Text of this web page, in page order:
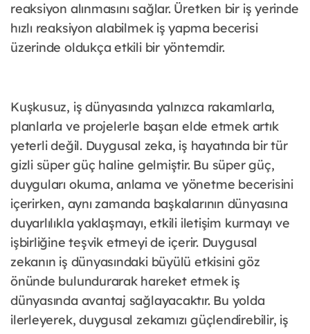
reaksiyon alınmasını sağlar. Üretken bir iş yerinde
hızlı reaksiyon alabilmek iş yapma becerisi
üzerinde oldukça etkili bir yöntemdir.
Kuşkusuz, iş dünyasında yalnızca rakamlarla,
planlarla ve projelerle başarı elde etmek artık
yeterli değil. Duygusal zeka, iş hayatında bir tür
gizli süper güç haline gelmiştir. Bu süper güç,
duyguları okuma, anlama ve yönetme becerisini
içerirken, aynı zamanda başkalarının dünyasına
duyarlılıkla yaklaşmayı, etkili iletişim kurmayı ve
işbirliğine teşvik etmeyi de içerir. Duygusal
zekanın iş dünyasındaki büyülü etkisini göz
önünde bulundurarak hareket etmek iş
dünyasında avantaj sağlayacaktır. Bu yolda
ilerleyerek, duygusal zekamızı güçlendirebilir, iş